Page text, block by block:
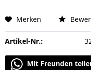
Merken
Artikel-Nr.:
Mit Freunden